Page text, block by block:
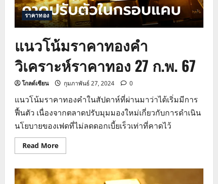
ราคาทอง
แนวโน้มราคาทองคำ
วิเคราะห์ราคาทอง 27 ก.พ. 67
โกลด์เซียน กุมภาพันธ์ 27, 2024 0
แนวโน้มราคาทองคำในสัปดาห์ที่ผ่านมาว่าได้เริ่มมีการ
ฟื้นตัว เนื่องจากตลาดปรับมุมมองใหม่เกี่ยวกับการดำเนิน
นโยบายของเฟดที่ไม่ลดดอกเบี้ยเร็วเท่าที่คาดไว้
Read MoreRead
more
โน้ม
ราคา